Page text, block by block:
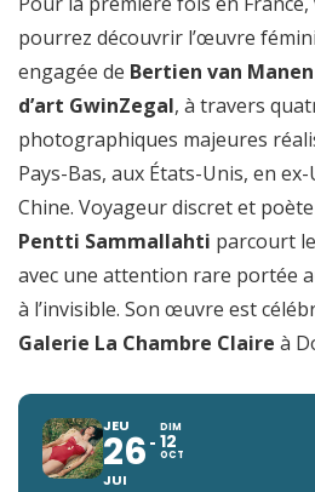
pourrez découvrir l’œuvre
engagée de Bertien van Manen
d’art GwinZegal, à travers
photographiques majeures
Pays-Bas, aux États-Unis, en ex-
Chine. Voyageur discret et poète
Pentti Sammallahti parcourt
avec une attention rare portée
à l’invisible. Son œuvre est
Galerie La Chambre Claire à
JEU
26
JUI
DIM
12
OCT